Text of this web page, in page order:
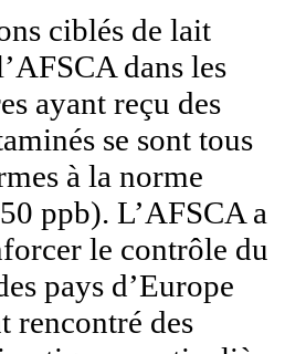
ciblés de lait
dans les
ayant reçu des
se sont tous
à la norme
ppb). L’AFSCA a
le contrôle du
pays d’Europe
rencontré des